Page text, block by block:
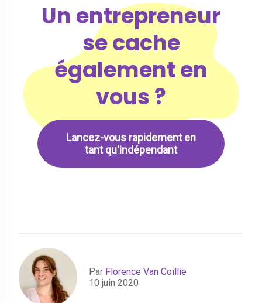
Un entrepreneur
se cache
également en
vous ?
Lancez-vous rapidement en
tant qu'indépendant
Par Florence Van Coillie
10 juin 2020